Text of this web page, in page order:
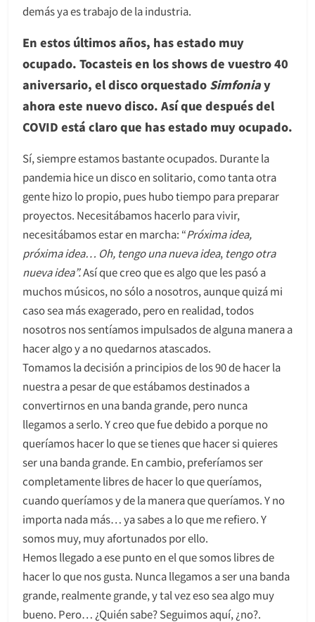
demás ya es trabajo de la industria.
En estos últimos años, has estado muy
ocupado. Tocasteis en los shows de vuestro 40
aniversario, el disco orquestado Simfoniay
ahora este nuevo disco. Así que después del
COVID está claro que has estado muy ocupado.
Sí, siempre estamos bastante ocupados. Durante la
pandemia hice un disco en solitario, como tanta otra
gente hizo lo propio, pues hubo tiempo para preparar
proyectos. Necesitábamos hacerlo para vivir,
necesitábamos estar en marcha: “Próxima idea,
próxima idea… Oh, tengo una nueva idea, tengo otra
nueva idea”.Así que creo que es algo que les pasó a
muchos músicos, no sólo a nosotros, aunque quizá mi
caso sea más exagerado, pero en realidad, todos
nosotros nos sentíamos impulsados de alguna manera a
hacer algo y a no quedarnos atascados.
Tomamos la decisión a principios de los 90 de hacer la
nuestra a pesar de que estábamos destinados a
convertirnos en una banda grande, pero nunca
llegamos a serlo. Y creo que fue debido a porque no
queríamos hacer lo que se tienes que hacer si quieres
ser una banda grande. En cambio, preferíamos ser
completamente libres de hacer lo que queríamos,
cuando queríamos y de la manera que queríamos. Y no
importa nada más… ya sabes a lo que me refiero. Y
somos muy, muy afortunados por ello.
Hemos llegado a ese punto en el que somos libres de
hacer lo que nos gusta. Nunca llegamos a ser una banda
grande, realmente grande, y tal vez eso sea algo muy
bueno. Pero… ¿Quién sabe? Seguimos aquí, ¿no?.